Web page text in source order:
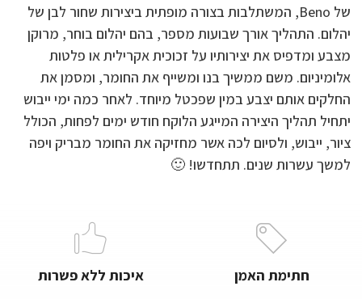
של Beno, המשתלבות בצורה מופתית ביצירות שחור לבן של
יהלום. התהליך אורך שבועות מספר, בהם יהלום בוחר, מרוקן
מצבע ומדפיס את יצירותיו על זכוכית אקרילית או פלטות
אלומיניום. משם ממשיך בנו ומשייף את החומר, ומסמן את
החלקים אותם יצבע במין שפכטל מיוחד. לאחר כמה ימי ייבוש
יתחיל תהליך היצירה המייגע הלוקח חודש ימים לפחות, הכולל
ציור, ייבוש, ולסיום לכה אשר מחזיקה את החומר מבריק ויפה
למשך עשרות שנים. תתחדשו! 🙂
חתימת האמן איכות ללא פשרות